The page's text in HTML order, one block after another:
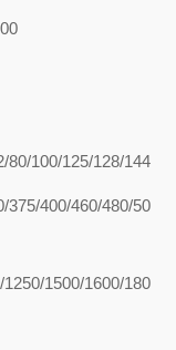
80/100/125/128/144
375/400/460/480/50
1500/1600/180